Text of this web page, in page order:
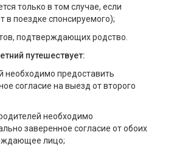
только в том случае, если
в поездке спонсируемого);
подтверждающих родство.
путешествует:
необходимо предоставить
согласие на выезд от второго
необходимо
заверенное согласие от обоих
лицо;